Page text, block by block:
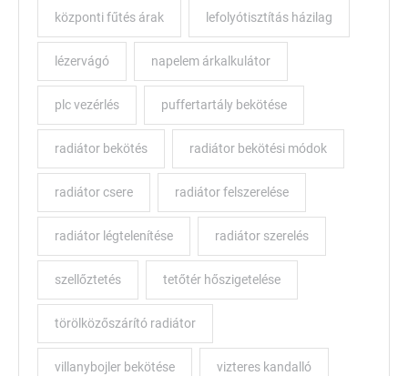
központi fűtés árak lefolyótisztítás házilag
lézervágó napelem árkalkulátor
plc vezérlés puffertartály bekötése
radiátor bekötés radiátor bekötési módok
radiátor csere radiátor felszerelése
radiátor légtelenítése radiátor szerelés
szellőztetés tetőtér hőszigetelése
törölközőszárító radiátor
villanybojler bekötése vizteres kandalló